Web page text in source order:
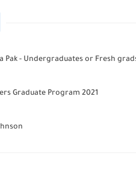
Pak - Undergraduates or Fresh
Graduate Program 2021